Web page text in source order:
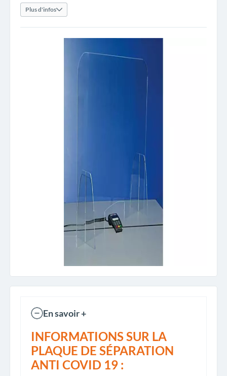
Plus d'infos
En savoir +
INFORMATIONS SUR LA
PLAQUE DE SÉPARATION
ANTI COVID 19 :